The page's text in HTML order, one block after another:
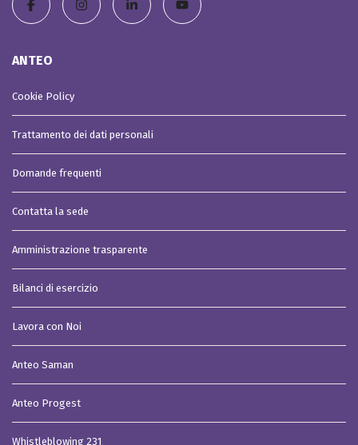
ANTEO
Cookie Policy
Trattamento dei dati personali
Domande frequenti
Contatta la sede
Amministrazione trasparente
Bilanci di esercizio
Lavora con Noi
Anteo Saman
Anteo Progest
Whistleblowing 231